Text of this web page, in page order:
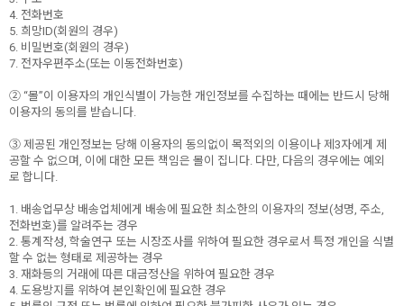
4. 전화번호
5. 희망ID(회원의 경우)
6. 비밀번호(회원의 경우)
7. 전자우편주소(또는 이동전화번호)
② “몰”이 이용자의 개인식별이 가능한 개인정보를 수집하는 때에는 반드시 당해
이용자의 동의를 받습니다.
③ 제공된 개인정보는 당해 이용자의 동의없이 목적외의 이용이나 제3자에게 제
공할 수 없으며, 이에 대한 모든 책임은 몰이 집니다. 다만, 다음의 경우에는 예외
로 합니다.
1. 배송업무상 배송업체에게 배송에 필요한 최소한의 이용자의 정보(성명, 주소,
전화번호)를 알려주는 경우
2. 통계작성, 학술연구 또는 시장조사를 위하여 필요한 경우로서 특정 개인을 식별
할 수 없는 형태로 제공하는 경우
3. 재화등의 거래에 따른 대금정산을 위하여 필요한 경우
4. 도용방지를 위하여 본인확인에 필요한 경우